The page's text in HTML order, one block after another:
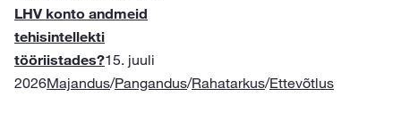
LHV konto andmeid
tehisintellekti
tööriistades?15. juuli
2026Majandus/Pangandus/Rahatarkus/Ettevõtlus